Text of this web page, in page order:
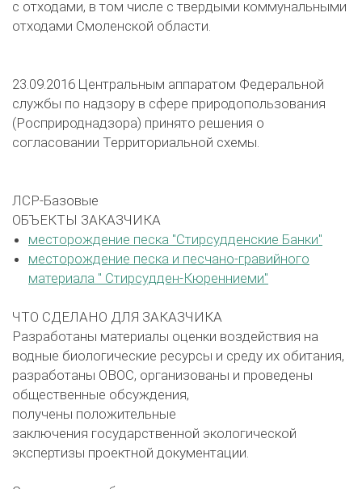
с отходами, в том числе с твердыми коммунальными
отходами Смоленской области.
23.09.2016 Центральным аппаратом Федеральной
службы по надзору в сфере природопользования
(Росприроднадзора) принято решения о
согласовании Территориальной схемы.
ЛСР-Базовые
ОБЪЕКТЫ ЗАКАЗЧИКА
месторождение песка "Стирсудденские Банки"
месторождение песка и песчано-гравийного
материала " Стирсудден-Кюренниеми"
ЧТО СДЕЛАНО ДЛЯ ЗАКАЗЧИКА
Разработаны материалы оценки воздействия на
водные биологические ресурсы и среду их обитания,
разработаны ОВОС, организованы и проведены
общественные обсуждения,
получены положительные
заключения государственной экологической
экспертизы проектной документации.